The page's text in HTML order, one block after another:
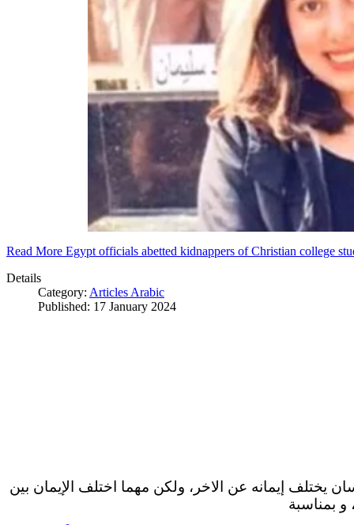
Read More Egypt officials abetted kidnappers of Christian college
Details
Category: Articles Arabic
Published: 17 January 2024
يختلف إيمانه عن الاخر، ولكن مهما اختلف الإيمان بين
و بمناسبة